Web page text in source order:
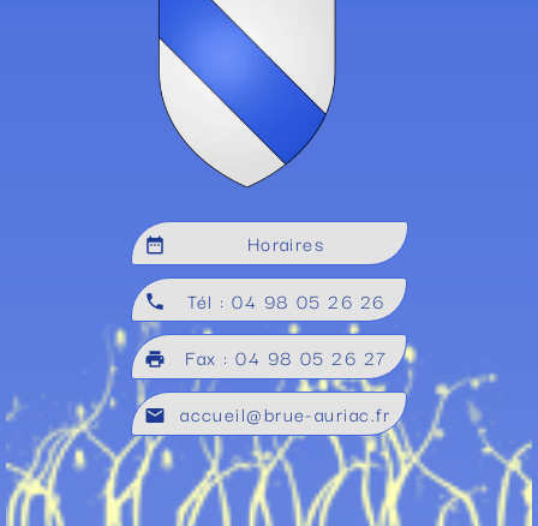
date_range Horaires
local_phone Tél : 04 98 05 26 26
local_printshop Fax : 04 98 05 26 27
mail accueil@brue-auriac.fr